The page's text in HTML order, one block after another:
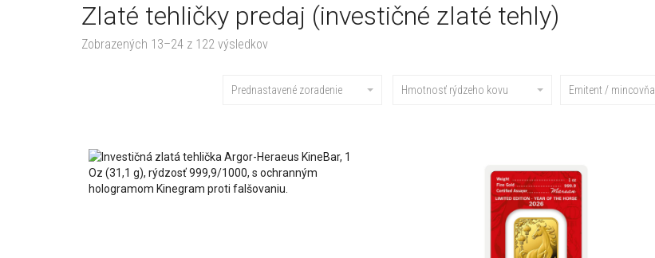
Zlaté tehličky predaj (investičné zlaté tehly)
Zobrazených 13–24 z 122 výsledkov
Prednastavené zoradenie Hmotnosť rýdzeho kovu Emitent / mincovňa